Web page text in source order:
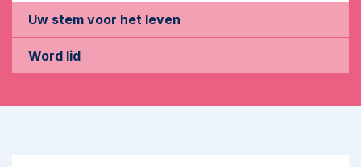
Uw stem voor het leven
Word lid